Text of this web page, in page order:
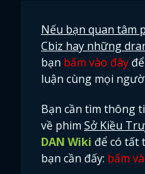
Nếu bạn quan tâm
Cbiz hay những
bạn bấm vào đây
luận cùng mọi
Bạn cần tìm thông
về phim Sở Kiều
DAN Wiki để có tất
bạn cần đấy: bấm